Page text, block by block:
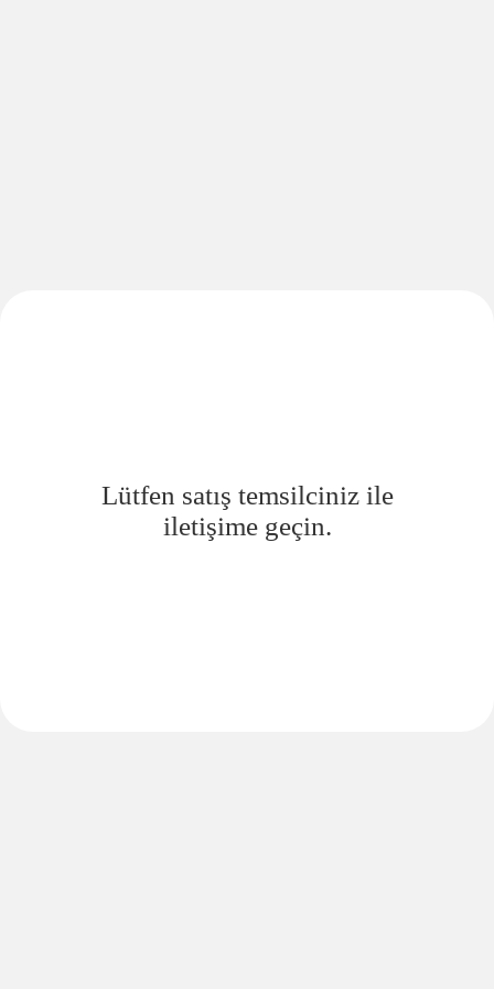
Lütfen satış temsilciniz ile
iletişime geçin.